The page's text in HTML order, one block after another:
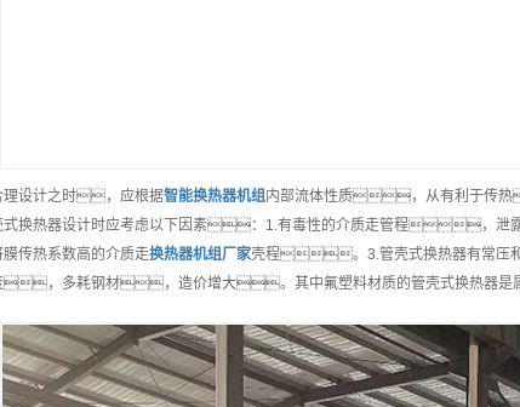
理设计之时，应根据智能换热器机组内部流体性质，从有利于传
式换热器设计时应考虑以下因素：1.有毒性的介质走管程，
膜传热系数高的介质走换热器机组厂家壳程。3.管壳式换热器有常压
，多耗钢材，造价增大。其中氟塑料材质的管壳式换热器